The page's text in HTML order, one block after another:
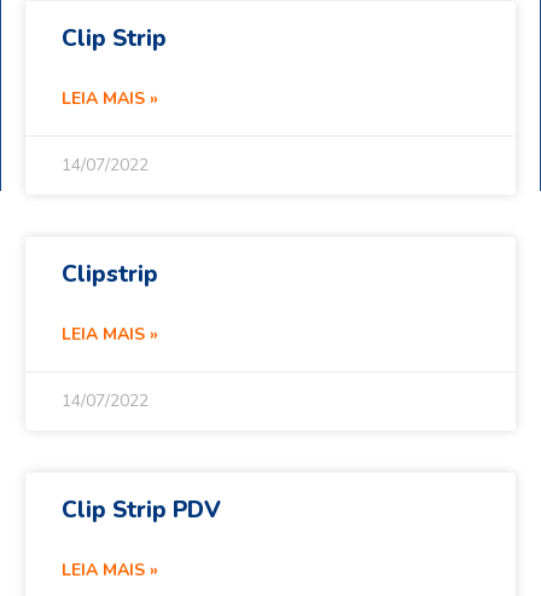
Clip Strip
LEIA MAIS »
14/07/2022
Clipstrip
LEIA MAIS »
14/07/2022
Clip Strip PDV
LEIA MAIS »